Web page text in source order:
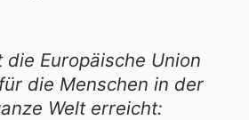
die Europäische Union
die Menschen in der
Welt erreicht: